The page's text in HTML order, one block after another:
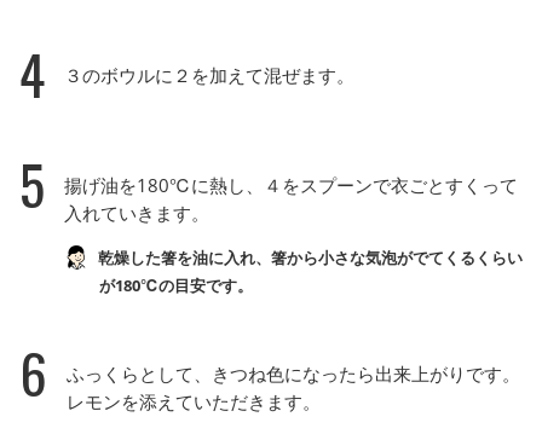
4 ３のボウルに２を加えて混ぜます。
5
揚げ油を180℃に熱し、４をスプーンで衣ごとすくって
入れていきます。
乾燥した箸を油に入れ、箸から小さな気泡がでてくるくらい
が180℃の目安です。
6
ふっくらとして、きつね色になったら出来上がりです。
レモンを添えていただきます。